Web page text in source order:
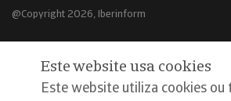
@Copyright 2026, Iberinform
Este website usa cookies
Este website utiliza cookies ou